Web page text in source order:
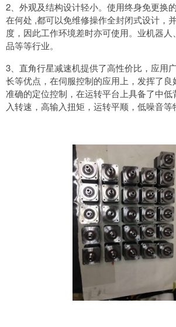
2、外观及结构设计轻小。使用终身免更换
在何处 ,都可以免维修操作全封闭式设计，
度，因此工作环境差时亦可使用。业机器
品等等行业。
3、直角行星减速机提供了高性价比，应用
长等优点，在伺服控制的应用上，发挥了良
准确的定位控制，在运转平台上具备了中低
入转速，高输入扭矩，运转平顺，低噪音等